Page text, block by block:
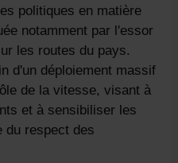
politiques en matière
notamment par l'essor
les routes du pays.
d'un déploiement massif
de la vitesse, visant à
et à sensibiliser les
du respect des